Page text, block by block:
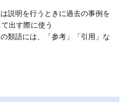
説明を行うときに過去の事例を
出す際に使う
類語には、「参考」「引用」な